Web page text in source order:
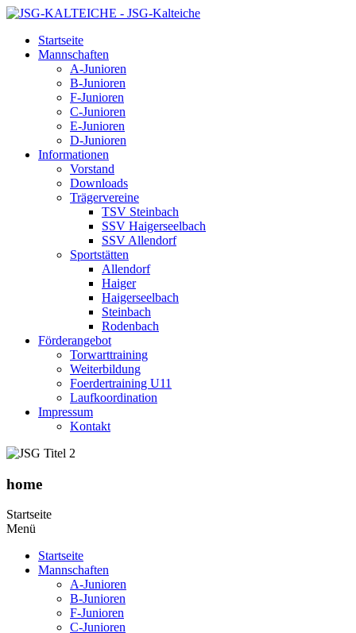
Startseite
Mannschaften
A-Junioren
B-Junioren
F-Junioren
C-Junioren
E-Junioren
D-Junioren
Informationen
Vorstand
Downloads
Trägervereine
TSV Steinbach
SSV Haigerseelbach
SSV Allendorf
Sportstätten
Allendorf
Haiger
Haigerseelbach
Steinbach
Rodenbach
Förderangebot
Torwarttraining
Weiterbildung
Foerdertraining U11
Laufkoordination
Impressum
Kontakt
home
Startseite
Menü
Startseite
Mannschaften
A-Junioren
B-Junioren
F-Junioren
C-Junioren